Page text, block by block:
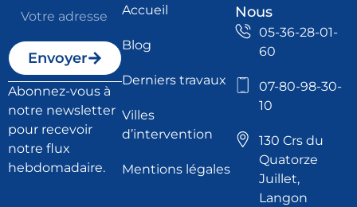
Envoyer
Abonnez-vous à
notre newsletter
pour recevoir
notre flux
hebdomadaire.
Accueil
Blog
Derniers travaux
Villes
d’intervention
Mentions légales
Nous
05-36-28-01-
60
07-80-98-30-
10
130 Crs du
Quatorze
Juillet,
Langon